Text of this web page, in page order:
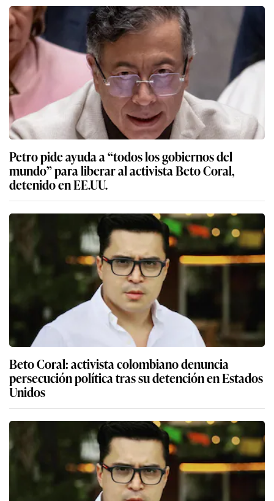
Petro pide ayuda a “todos los gobiernos del
mundo” para liberar al activista Beto Coral,
detenido en EE.UU.
Beto Coral: activista colombiano denuncia
persecución política tras su detención en Estados
Unidos